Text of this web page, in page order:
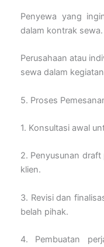
Penyewa yang
dalam kontrak sewa.
Perusahaan atau
sewa dalam
5. Proses
1. Konsultasi awal
2. Penyusunan
klien.
3. Revisi dan
belah pihak.
4. Pembuatan